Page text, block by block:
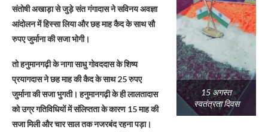
15 अगस्त
स्वतंत्रता दिवस
संतोषी अखाड़ा से जुड़े संत गंगादास ने सविनय अवज्ञा
आंदोलन में हिस्सा लिया और छह माह कैद के साथ सौ
रुपए जुर्माना की सजा भोगी।
तो हनुमानगढ़ी के नागा साधु गोवददास के शिष्य
प्रयागदास ने छह माह की कैद के साथ 25 रुपए
जुर्माना की सजा भुगती। हनुमानगढ़ी के ही लालतादास
को उग्र गतिविधियों में संलिप्तता के कारण 15 माह की
सजा मिली और चार साल तक नजरबंद रहना पड़ा।